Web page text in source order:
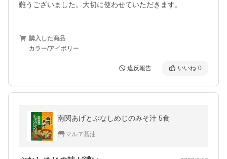
難うございました。大切に使わせていただきます。
購入した商品
カラー/アイボリー
違反報告 いいね 0
南関あげとぶなしめじのみそ汁 5食
マルヱ醤油